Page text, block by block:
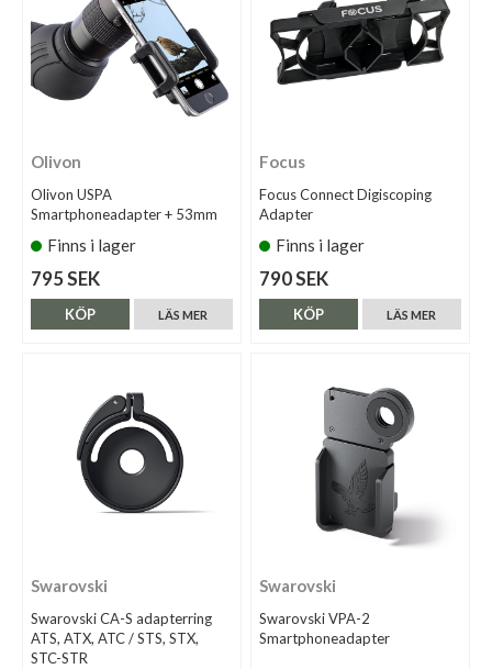
Olivon
Olivon USPA
Smartphoneadapter + 53mm
Finns i lager
795 SEK
LÄS MER
KÖP
Focus
Focus Connect Digiscoping
Adapter
Finns i lager
790 SEK
LÄS MER
KÖP
Swarovski
Swarovski CA-S adapterring
ATS, ATX, ATC / STS, STX,
STC-STR
Swarovski
Swarovski VPA-2
Smartphoneadapter